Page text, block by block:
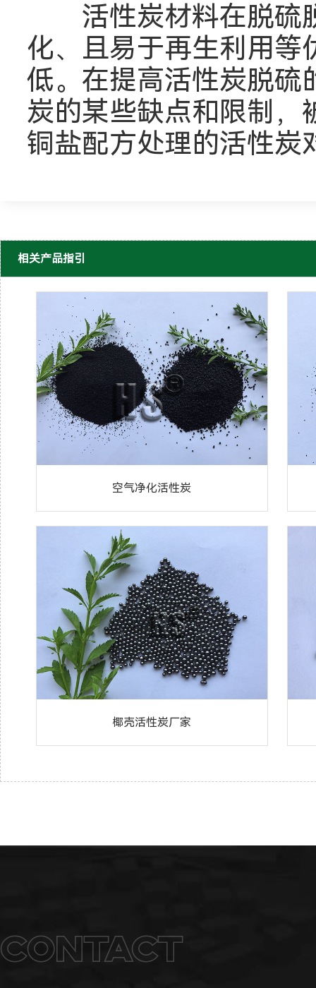
活性炭材料在脱硫脱
化、且易于再生利用等
低。在提高活性炭脱硫
炭的某些缺点和限制，
铜盐配方处理的活性
相关产品指引
空气净化活性炭
椰壳活性炭厂家
Contact